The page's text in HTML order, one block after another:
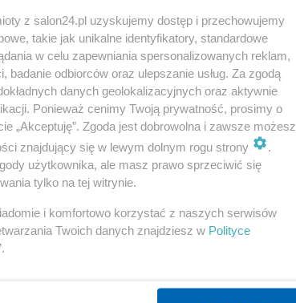
praw autorskich do
nie ma pełnej dokumentacji
instrukcji użytkownika,
każdego
procedury odtworzenia
2479 gminach w kraju do
z salon24.pl uzyskujemy dostęp i przechowujemy
takie jak unikalne identyfikatory, standardowe
w celu zapewniania spersonalizowanych reklam,
odbiorców oraz ulepszanie usług. Za zgodą
danych geolokalizacyjnych oraz aktywnie
Ponieważ cenimy Twoją prywatność, prosimy o
„Akceptuję”. Zgoda jest dobrowolna i zawsze możesz
znajdujący się w lewym dolnym rogu strony
.
użytkownika, ale masz prawo sprzeciwić się
tylko na tej witrynie.
i komfortowo korzystać z naszych serwisów
Twoich danych znajdziesz w Polityce